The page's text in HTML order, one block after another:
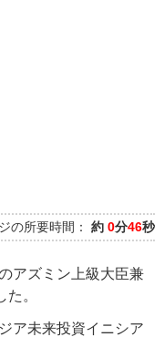
の所要時間： 約 0分46秒
アズミン上級大臣兼
。
ア未来投資イニシア